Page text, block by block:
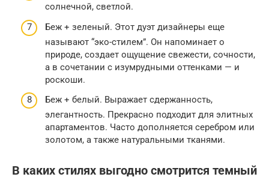
солнечной, светлой.
Беж + зеленый. Этот дуэт дизайнеры еще
называют “эко-стилем”. Он напоминает о
природе, создает ощущение свежести, сочности,
а в сочетании с изумрудными оттенками — и
роскоши.
Беж + белый. Выражает сдержанность,
элегантность. Прекрасно подходит для элитных
апартаментов. Часто дополняется серебром или
золотом, а также натуральными тканями.
В каких стилях выгодно смотрится темный